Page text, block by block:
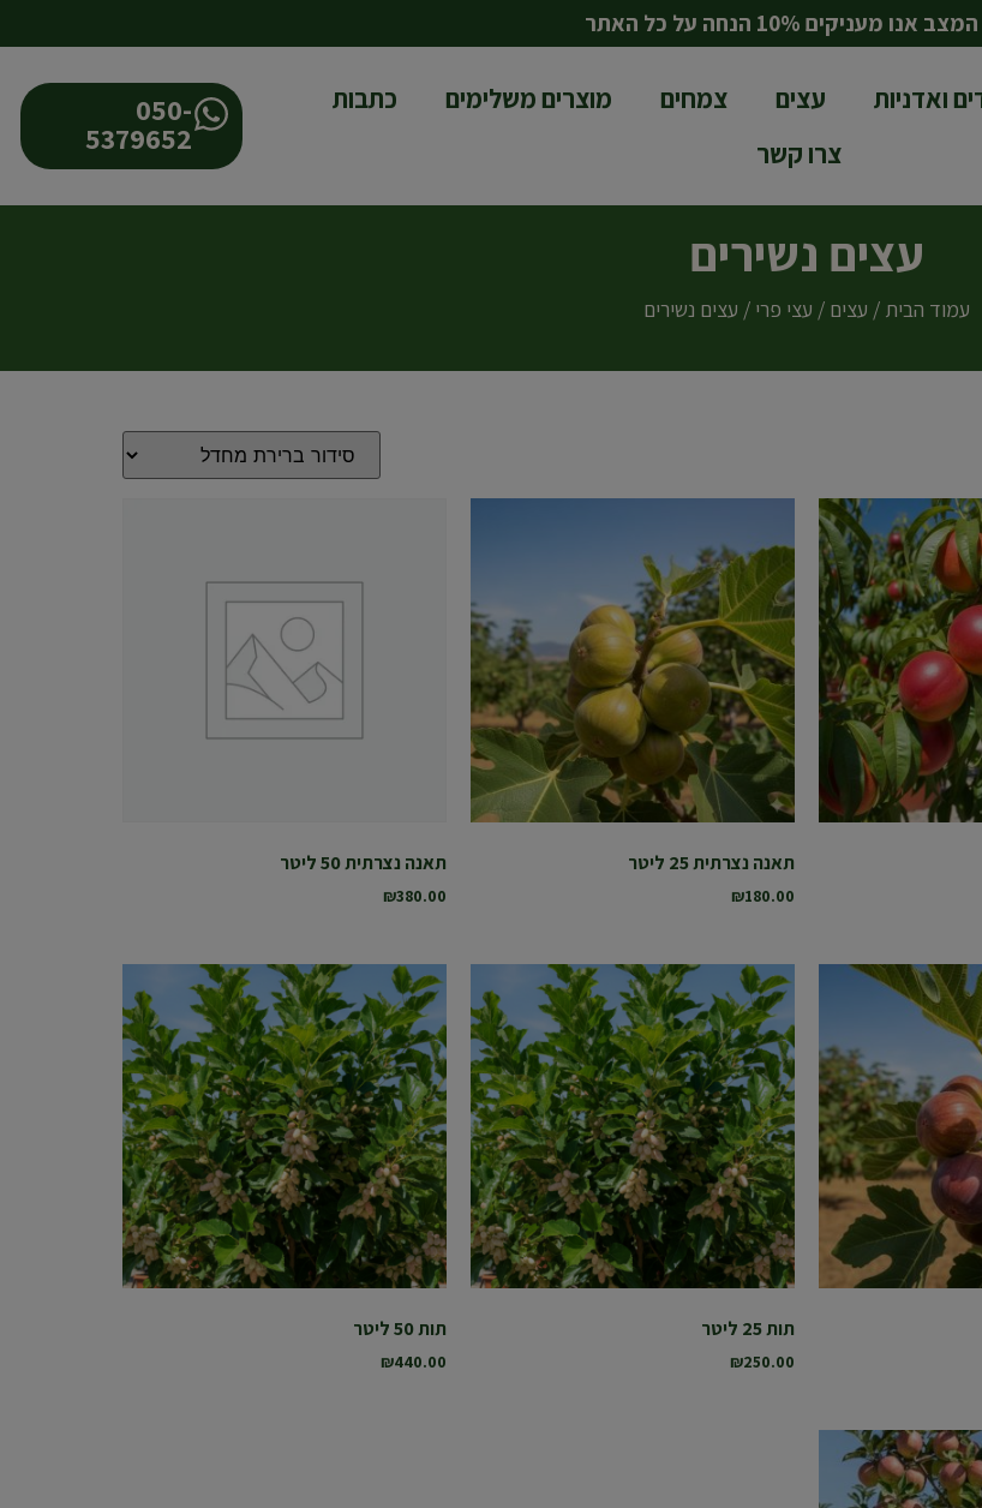
אנו מעניקים 10% הנחה על כל האתר
ואדניות עצים צמחים מוצרים משלימים
כתבות
צרו קשר
050-
5379652
עצים נשירים
עמוד הבית / עצים / עצי פרי / עצים נשירים
תאנה נצרתית 25 ליטר
₪180.00
תאנה נצרתית 50 ליטר
₪380.00
תות 25 ליטר
₪250.00
תות 50 ליטר
₪440.00